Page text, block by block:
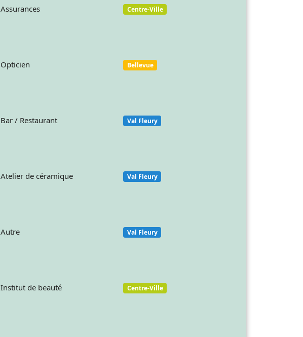
Assurances Centre-Ville
Opticien Bellevue
Bar / Restaurant Val Fleury
Atelier de céramique Val Fleury
Autre Val Fleury
Institut de beauté Centre-Ville